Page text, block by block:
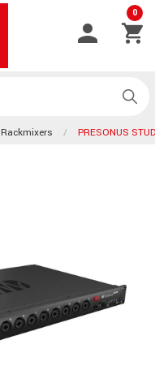
0
Rackmixers PRESONUS